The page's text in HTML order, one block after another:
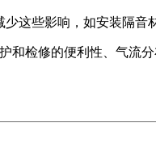
这些影响，如安装隔音
检修的便利性、气流